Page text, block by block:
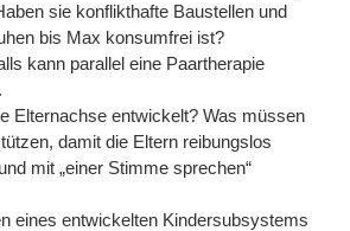
sie konflikthafte Baustellen und
bis Max konsumfrei ist?
kann parallel eine Paartherapie
Elternachse entwickelt? Was müssen
damit die Eltern reibungslos
mit „einer Stimme sprechen“
eines entwickelten Kindersubsystems